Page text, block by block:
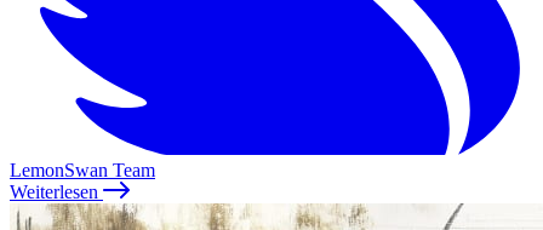
LemonSwan Team
Weiterlesen